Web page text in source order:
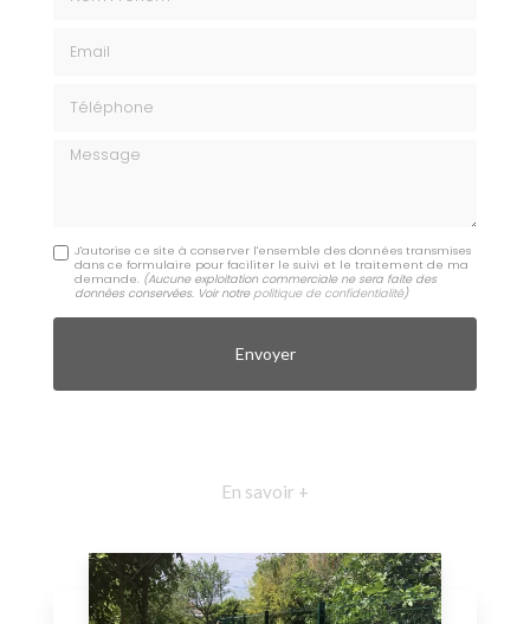
Message
J'autorise ce site à conserver l'ensemble des données transmises
dans ce formulaire pour faciliter le suivi et le traitement de ma
demande. (Aucune exploitation commerciale ne sera faite des
données conservées. Voir notre politique de confidentialité)
En savoir +